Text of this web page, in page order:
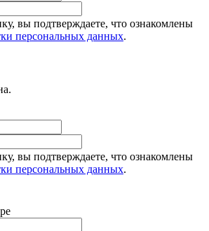
вы подтверждаете, что ознакомлены
персональных данных.
вы подтверждаете, что ознакомлены
персональных данных.